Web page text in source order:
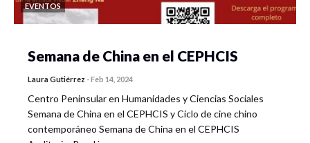
EVENTOS
Semana de China en el CEPHCIS
Laura Gutiérrez -Feb 14, 2024
Centro Peninsular en Humanidades y Ciencias Sociales
Semana de China en el CEPHCIS y Ciclo de cine chino
contemporáneo Semana de China en el CEPHCIS